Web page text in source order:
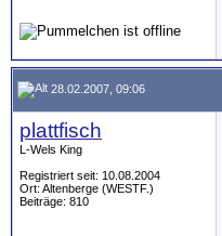
28.02.2007, 09:06
plattfisch
L-Wels King
Registriert seit: 10.08.2004
Ort: Altenberge (WESTF.)
Beiträge: 810